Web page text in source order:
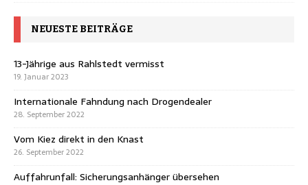
NEUESTE BEITRÄGE
13-Jährige aus Rahlstedt vermisst
19. Januar 2023
Internationale Fahndung nach Drogendealer
28. September 2022
Vom Kiez direkt in den Knast
26. September 2022
Auffahrunfall: Sicherungsanhänger übersehen